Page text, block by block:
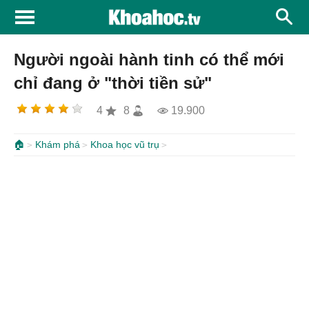
Người ngoài hành tinh có thể mới
chỉ đang ở "thời tiền sử"
4 8 19.900
🏠 Khám phá Khoa học vũ trụ